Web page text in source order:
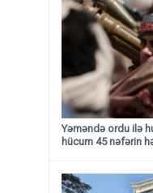
Yəməndə ordu ilə
hücum 45 nəfərin